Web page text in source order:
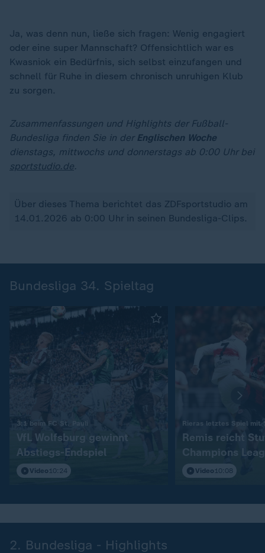
Ja, was denn nun, ließe sich fragen: Wenig engagiert
oder eine super Mannschaft? Offensichtlich war es
Kwasniok ein Bedürfnis, sich selbst einzufangen und
schnell für Ruhe in diesem chronisch unruhigen Klub
zu sorgen.
Zusammenfassungen und Highlights der Fußball-
Bundesliga finden Sie in der Englischen Woche
dienstags, mittwochs und donnerstags ab 0:00 Uhr bei
sportstudio.de.
Über dieses Thema berichtet das ZDFsportstudio am
14.01.2026 ab 0:00 Uhr in seinen Bundesliga-Clips.
Bundesliga 34. Spieltag
3:1 beim FC St. Pauli
VfL Wolfsburg gewinnt
Abstiegs-Endspiel
Video 10:24
Rieras letztes Spiel mit
Remis reicht
Champions
Video 10:08
2. Bundesliga - Highlights